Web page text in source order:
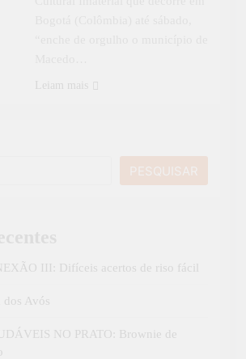
Leiam mais
PESQUISAR
III: Difíceis acertos de riso fácil
dos Avós
NO PRATO: Brownie de